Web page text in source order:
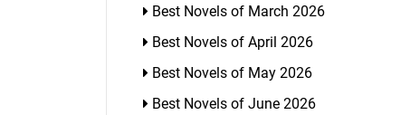
Best Novels of March 2026
Best Novels of April 2026
Best Novels of May 2026
Best Novels of June 2026